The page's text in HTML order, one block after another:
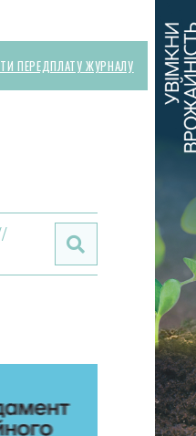
ПЕРЕДПЛАТУ ЖУРНАЛУ